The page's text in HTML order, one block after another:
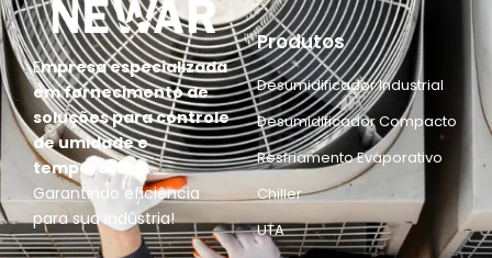
Empresa especializada
em fornecimento de
soluções para controle
de umidade e
temperatura.
Garantindo eficiência
para sua indústria!
Produtos
Desumidificador Industrial
Desumidificador Compacto
Resfriamento Evaporativo
Chiller
UTA